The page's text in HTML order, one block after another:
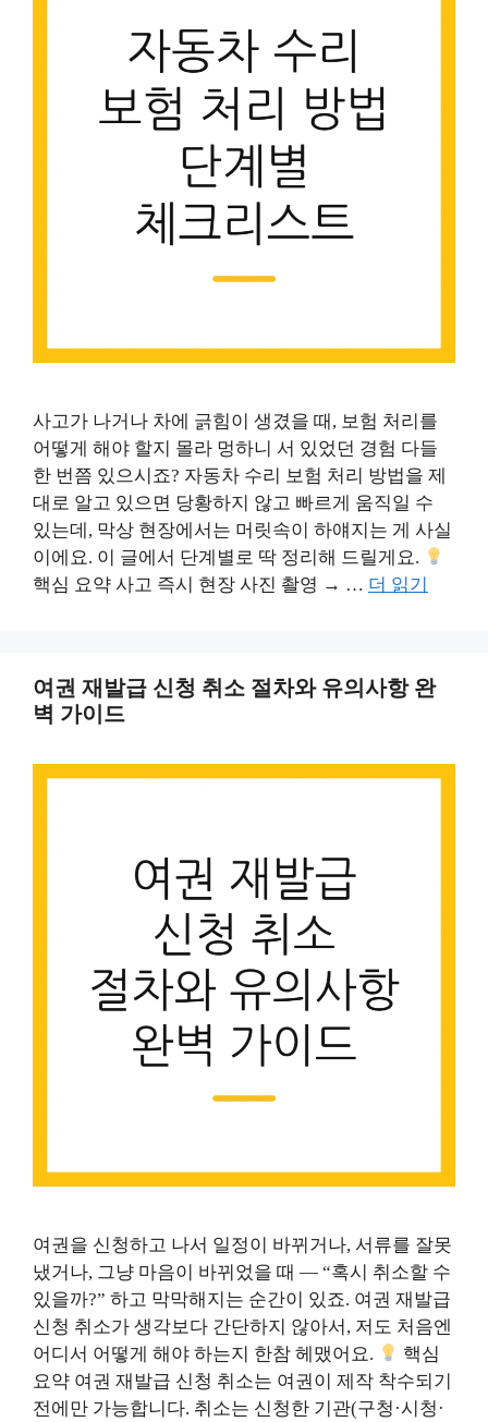
사고가 나거나 차에 긁힘이 생겼을 때, 보험 처리를
어떻게 해야 할지 몰라 멍하니 서 있었던 경험 다들
한 번쯤 있으시죠? 자동차 수리 보험 처리 방법을 제
대로 알고 있으면 당황하지 않고 빠르게 움직일 수
있는데, 막상 현장에서는 머릿속이 하얘지는 게 사실
이에요. 이 글에서 단계별로 딱 정리해 드릴게요.
핵심 요약 사고 즉시 현장 사진 촬영 → … 더 읽기
여권 재발급 신청 취소 절차와 유의사항 완
벽 가이드
여권을 신청하고 나서 일정이 바뀌거나, 서류를 잘못
냈거나, 그냥 마음이 바뀌었을 때 — “혹시 취소할 수
있을까?” 하고 막막해지는 순간이 있죠. 여권 재발급
신청 취소가 생각보다 간단하지 않아서, 저도 처음엔
어디서 어떻게 해야 하는지 한참 헤맸어요.
핵심
요약 여권 재발급 신청 취소는 여권이 제작 착수되기
전에만 가능합니다. 취소는 신청한 기관(구청·시청·